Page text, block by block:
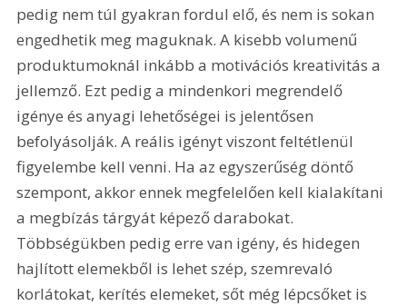
pedig nem túl gyakran fordul elő, és nem is sokan
engedhetik meg maguknak. A kisebb volumenű
produktumoknál inkább a motivációs kreativitás a
jellemző. Ezt pedig a mindenkori megrendelő
igénye és anyagi lehetőségei is jelentősen
befolyásolják. A reális igényt viszont feltétlenül
figyelembe kell venni. Ha az egyszerűség döntő
szempont, akkor ennek megfelelően kell kialakítani
a megbízás tárgyát képező darabokat.
Többségükben pedig erre van igény, és hidegen
hajlított elemekből is lehet szép, szemrevaló
korlátokat, kerítés elemeket, sőt még lépcsőket is